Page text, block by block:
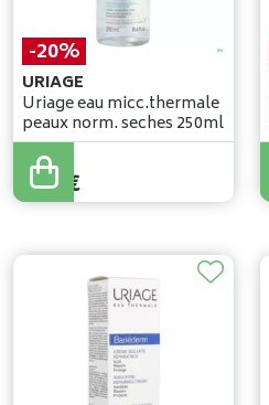
-20%
URIAGE
Uriage eau micc.thermale
peaux norm. seches 250ml
11,50
9,20 €